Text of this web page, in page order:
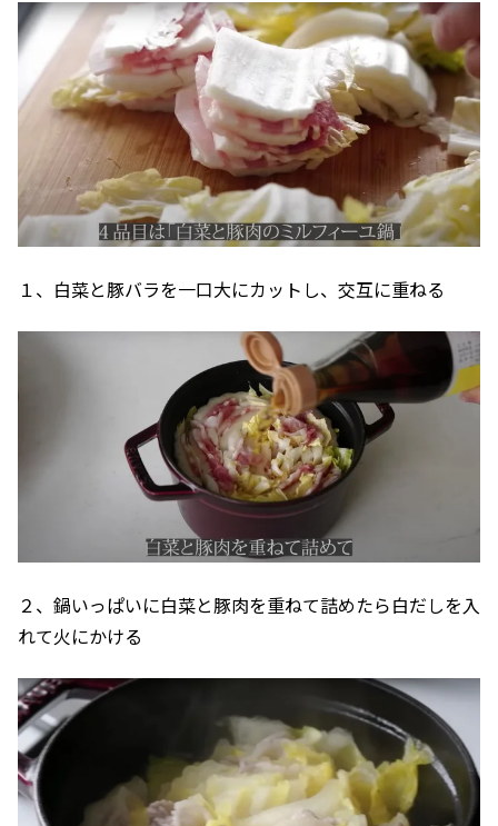
１、白菜と豚バラを一口大にカットし、交互に重ねる
２、鍋いっぱいに白菜と豚肉を重ねて詰めたら白だしを入
れて火にかける